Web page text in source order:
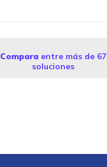
Comparaentre más de 67
soluciones